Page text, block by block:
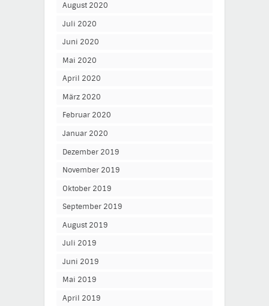
August 2020
Juli 2020
Juni 2020
Mai 2020
April 2020
März 2020
Februar 2020
Januar 2020
Dezember 2019
November 2019
Oktober 2019
September 2019
August 2019
Juli 2019
Juni 2019
Mai 2019
April 2019